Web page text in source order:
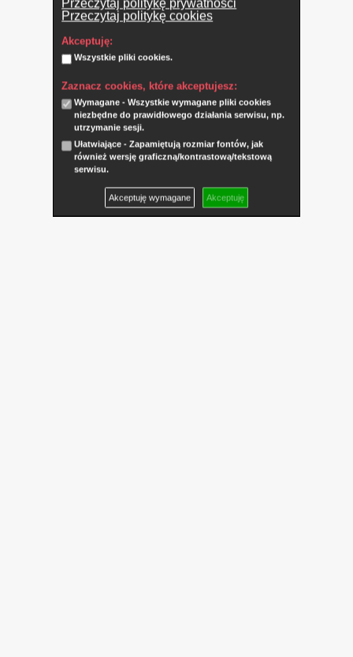
Przeczytaj politykę prywatności
Przeczytaj politykę cookies
Akceptuję:
Wszystkie pliki cookies.
Zaznacz cookies, które akceptujesz:
Wymagane - Wszystkie wymagane pliki cookies
niezbędne do prawidłowego działania serwisu, np.
utrzymanie sesji.
Ułatwiające - Zapamiętują rozmiar fontów, jak
również wersję graficzną/kontrastową/tekstową
serwisu.
Akceptuję wymagane Akceptuję